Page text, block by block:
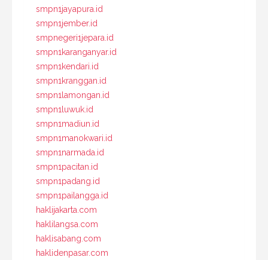
smpn1jayapura.id
smpn1jember.id
smpnegeri1jepara.id
smpn1karanganyar.id
smpn1kendari.id
smpn1kranggan.id
smpn1lamongan.id
smpn1luwuk.id
smpn1madiun.id
smpn1manokwari.id
smpn1narmada.id
smpn1pacitan.id
smpn1padang.id
smpn1pailangga.id
haklijakarta.com
haklilangsa.com
haklisabang.com
haklidenpasar.com